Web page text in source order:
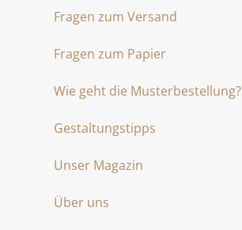
Fragen zum Versand
Fragen zum Papier
Wie geht die Musterbestellung?
Gestaltungstipps
Unser Magazin
Über uns